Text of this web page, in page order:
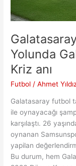
Yolunda
Kriz anı
Futbol /Ahmet
Galatasaray futbol
ile oynayacağı
karşılaştı. 26
oynanan
yapilan
Bu durum, hem